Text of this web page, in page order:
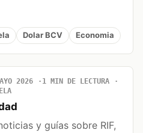
Dolar BCV Economia
2026
1 MIN DE LECTURA
y guías sobre RIF,